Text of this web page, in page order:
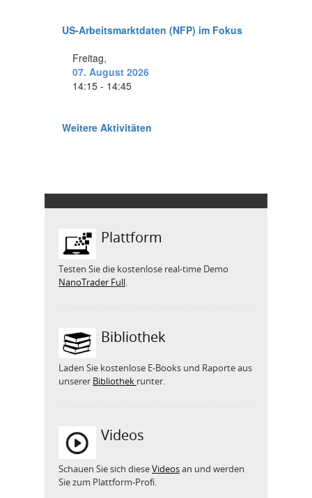
Plattform
Testen Sie die kostenlose real-time Demo
NanoTrader Full.
Bibliothek
Laden Sie kostenlose E-Books und Raporte aus
unserer Bibliothek runter.
Videos
Schauen Sie sich dieseVideosan und werden
Sie zum Plattform-Profi.